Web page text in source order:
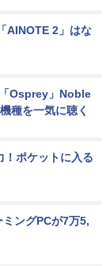
AINOTE 2」はな
Osprey」Noble
種を一気に聴く
！ポケットに入る
ングPCが7万5,